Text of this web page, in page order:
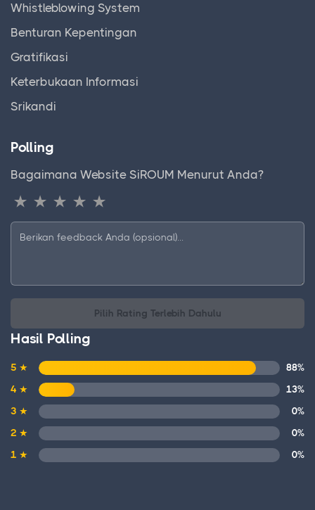
Whistleblowing System
Benturan Kepentingan
Gratifikasi
Keterbukaan Informasi
Srikandi
Polling
Bagaimana Website SiROUM Menurut Anda?
Pilih Rating Terlebih Dahulu
Hasil Polling
5 ★ 88%
4 ★ 13%
3 ★ 0%
2 ★ 0%
1 ★ 0%